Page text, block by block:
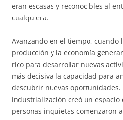
eran escasas y reconocibles al
cualquiera.
Avanzando en el tiempo, cuando
producción y la economía
rico para desarrollar nuevas
más decisiva la capacidad para
descubrir nuevas oportunidades.
industrialización creó un espacio
personas inquietas comenzaron